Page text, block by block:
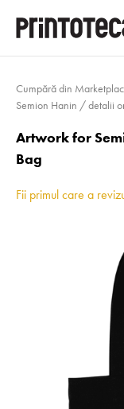
Cumpără din
Semion Hanin / detalii
Artwork for
Bag
Fii primul care a